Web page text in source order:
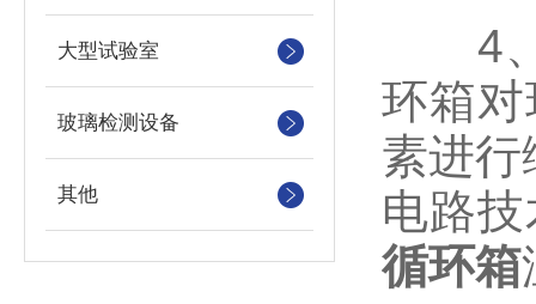
大型试验室
玻璃检测设备
其他
4、
环箱
素进行
电路
循环箱